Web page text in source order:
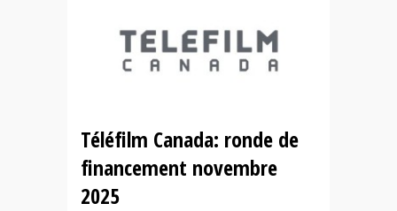
Téléfilm Canada: ronde de
financement novembre
2025